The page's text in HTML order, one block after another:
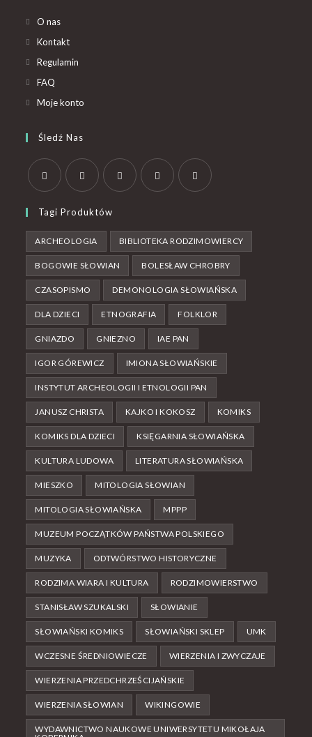
O nas
Kontakt
Regulamin
FAQ
Moje konto
Śledź Nas
Tagi Produktów
ARCHEOLOGIA BIBLIOTEKA RODZIMOWIERCY
BOGOWIE SŁOWIAN BOLESŁAW CHROBRY
CZASOPISMO DEMONOLOGIA SŁOWIAŃSKA
DLA DZIECI ETNOGRAFIA FOLKLOR
GNIAZDO GNIEZNO IAE PAN
IGOR GÓREWICZ IMIONA SŁOWIAŃSKIE
INSTYTUT ARCHEOLOGII I ETNOLOGII PAN
JANUSZ CHRISTA KAJKO I KOKOSZ KOMIKS
KOMIKS DLA DZIECI KSIĘGARNIA SŁOWIAŃSKA
KULTURA LUDOWA LITERATURA SŁOWIAŃSKA
MIESZKO MITOLOGIA SŁOWIAN
MITOLOGIA SŁOWIAŃSKA MPPP
MUZEUM POCZĄTKÓW PAŃSTWA POLSKIEGO
MUZYKA ODTWÓRSTWO HISTORYCZNE
RODZIMA WIARA I KULTURA RODZIMOWIERSTWO
STANISŁAW SZUKALSKI SŁOWIANIE
SŁOWIAŃSKI KOMIKS SŁOWIAŃSKI SKLEP UMK
WCZESNE ŚREDNIOWIECZE WIERZENIA I ZWYCZAJE
WIERZENIA PRZEDCHRZEŚCIJAŃSKIE
WIERZENIA SŁOWIAN WIKINGOWIE
WYDAWNICTWO NAUKOWE UNIWERSYTETU MIKOŁAJA